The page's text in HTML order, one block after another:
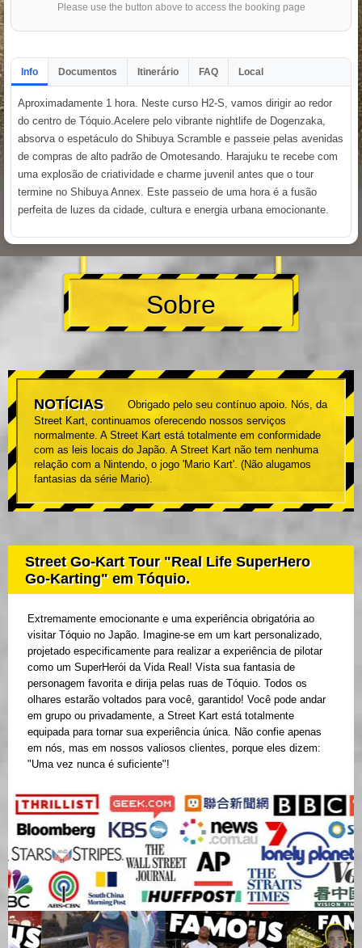
Please use the button above to access the booking page
Info Documentos Itinerário FAQ Local
Aproximadamente 1 hora. Neste curso H2-S, vamos dirigir ao redor
do centro de Tóquio.Acelere pelo vibrante nightlife de Dogenzaka,
absorva o espetáculo do Shibuya Scramble e passeie pelas avenidas
de compras de alto padrão de Omotesando. Harajuku te recebe com
uma explosão de criatividade e charme juvenil antes que o tour
termine no Shibuya Annex. Este passeio de uma hora é a fusão
perfeita de luzes da cidade, cultura e energia urbana emocionante.
Sobre
NOTÍCIAS
Obrigado pelo seu contínuo apoio. Nós, da
Street Kart, continuamos oferecendo nossos serviços
normalmente. A Street Kart está totalmente em conformidade
com as leis locais do Japão. A Street Kart não tem nenhuma
relação com a Nintendo, o jogo 'Mario Kart'. (Não alugamos
fantasias da série Mario).
Street Go-Kart Tour "Real Life SuperHero
Go-Karting" em Tóquio.
Extremamente emocionante e uma experiência obrigatória ao
visitar Tóquio no Japão. Imagine-se em um kart personalizado,
projetado especificamente para realizar a experiência de pilotar
como um SuperHerói da Vida Real! Vista sua fantasia de
personagem favorita e dirija pelas ruas de Tóquio. Todos os
olhares estarão voltados para você, garantido! Você pode andar
em grupo ou privadamente, a Street Kart está totalmente
equipada para tornar sua experiência única. Não confie apenas
em nós, mas em nossos valiosos clientes, porque eles dizem:
"Uma vez nunca é suficiente"!